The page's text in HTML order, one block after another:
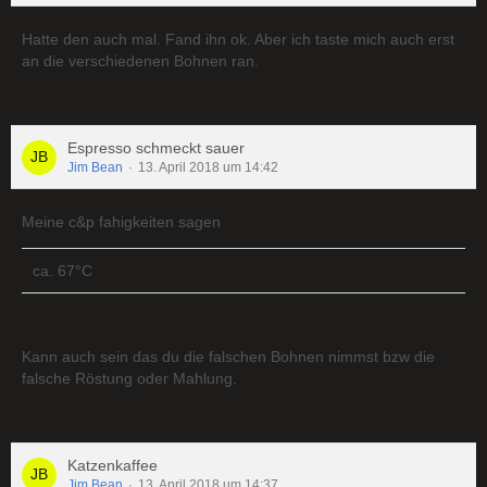
Hatte den auch mal. Fand ihn ok. Aber ich taste mich auch erst
an die verschiedenen Bohnen ran.
Espresso schmeckt sauer
Jim Bean 13. April 2018 um 14:42
Meine c&p fahigkeiten sagen
ca. 67°C
Kann auch sein das du die falschen Bohnen nimmst bzw die
falsche Röstung oder Mahlung.
Katzenkaffee